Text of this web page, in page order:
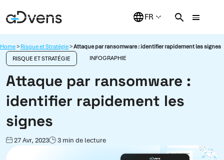
au
Home> Risque et Stratégie>Attaque par ransomware : identifier rapidement les signes
RISQUE ET STRATÉGIE
INFOGRAPHIE
Attaque par ransomware :
identifier rapidement les
signes
27 Avr, 2023 3 min de lecture